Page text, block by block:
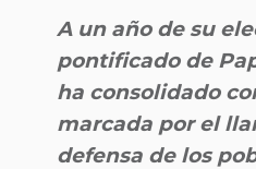
A un año de su
pontificado de
ha consolidado
marcada por el
defensa de los